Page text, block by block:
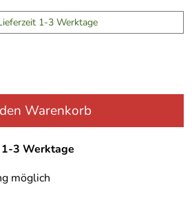
1-3 Werktage
Warenkorb
3 Werktage
möglich